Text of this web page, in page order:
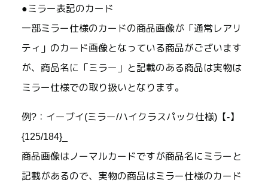
●ミラー表記のカード
一部ミラー仕様のカードの商品画像が「通常レアリ
ティ」のカード画像となっている商品がございます
が、商品名に「ミラー」と記載のある商品は実物は
ミラー仕様での取り扱いとなります。
例?：イーブイ(ミラー/ハイクラスパック仕様)【-】
{125/184}_
商品画像はノーマルカードですが商品名にミラーと
記載があるので、実物の商品はミラー仕様のカード